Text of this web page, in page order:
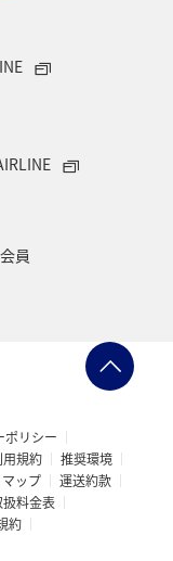
員
ポリシー
規約
推奨環境
ップ
運送約款
料金表
約